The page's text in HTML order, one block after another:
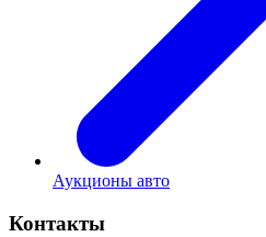
Аукционы авто
Контакты